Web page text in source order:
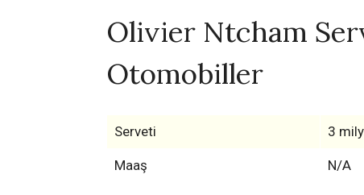
Olivier Ntcham
Otomobiller
Serveti 3
Maaş N/A